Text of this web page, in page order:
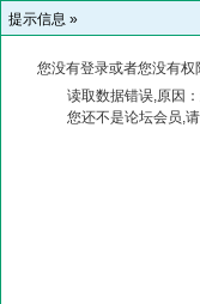
提示信息 »
您没有登录或者您没有
读取数据错误,原因
您还不是论坛会员,